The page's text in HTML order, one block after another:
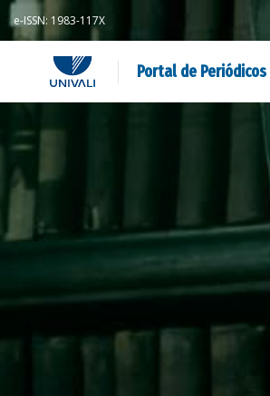
e-ISSN: 1983-117X
Portal de Periódicos